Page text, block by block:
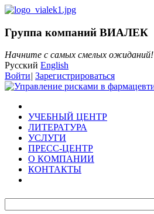
Группа компаний ВИАЛЕК
Начните с самых смелых ожиданий!
Русский English
Войти| Зарегистрироваться
УЧЕБНЫЙ ЦЕНТР
ЛИТЕРАТУРА
УСЛУГИ
ПРЕСС-ЦЕНТР
О КОМПАНИИ
КОНТАКТЫ